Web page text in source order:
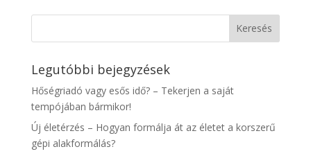
Legutóbbi bejegyzések
Hőségriadó vagy esős idő? – Tekerjen a saját
tempójában bármikor!
Új életérzés – Hogyan formálja át az életet a korszerű
gépi alakformálás?